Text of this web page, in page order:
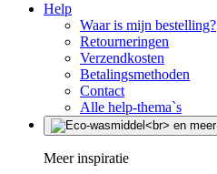
Help
Waar is mijn bestelling?
Retourneringen
Verzendkosten
Betalingsmethoden
Contact
Alle help-thema`s
Meer inspiratie